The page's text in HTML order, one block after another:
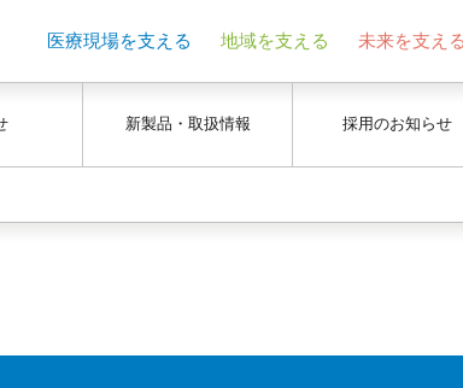
医療現場を支える 地域を支える 未来を支え
新製品・取扱情報 採用のお知らせ